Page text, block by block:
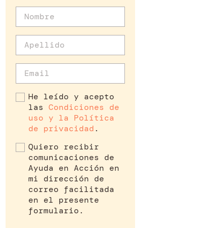
He leído y acepto
las Condiciones de
uso y la Política
de privacidad.
Quiero recibir
comunicaciones de
Ayuda en Acción en
mi dirección de
correo facilitada
en el presente
formulario.